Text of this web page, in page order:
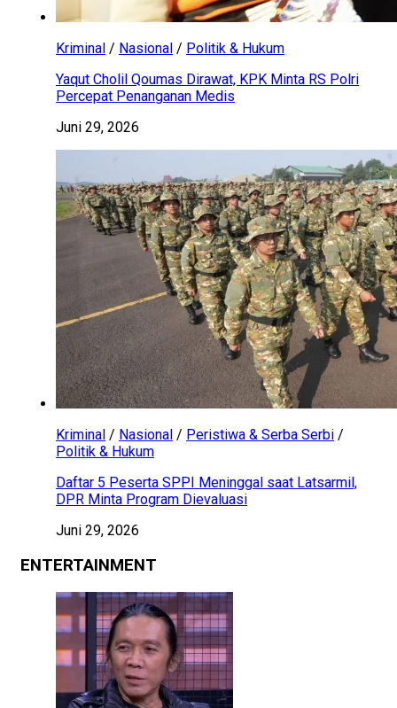
Kriminal / Nasional / Politik & Hukum
Yaqut Cholil Qoumas Dirawat, KPK Minta RS Polri
Percepat Penanganan Medis
Juni 29, 2026
Kriminal / Nasional / Peristiwa & Serba Serbi /
Politik & Hukum
Daftar 5 Peserta SPPI Meninggal saat Latsarmil,
DPR Minta Program Dievaluasi
Juni 29, 2026
ENTERTAINMENT